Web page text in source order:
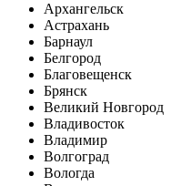
Архангельск
Астрахань
Барнаул
Белгород
Благовещенск
Брянск
Великий Новгород
Владивосток
Владимир
Волгоград
Вологда